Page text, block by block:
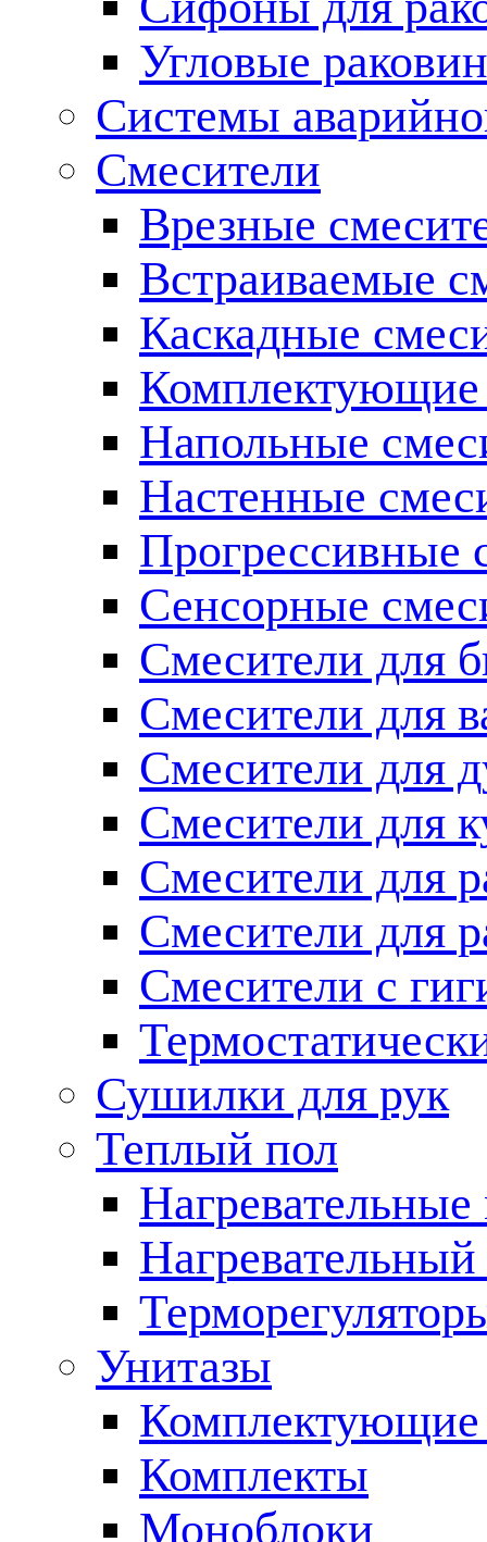
Угловые
Системы
Смесители
Врезные
Встраиваемые
Каскадные
Комплектующие
Напольные
Настенные
Прогрессивные
Сенсорные
Смесители для
Смесители для
Смесители для
Смесители для
Смесители для
Смесители для
Смесители с
Сушилки для рук
Теплый пол
Нагревательный
Унитазы
Комплектующие
Комплекты
Моноблоки